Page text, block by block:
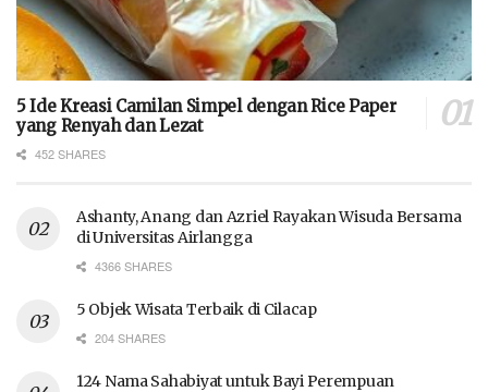
5 Ide Kreasi Camilan Simpel dengan Rice Paper
yang Renyah dan Lezat
452 SHARES
Ashanty, Anang dan Azriel Rayakan Wisuda Bersama
di Universitas Airlangga
4366 SHARES
5 Objek Wisata Terbaik di Cilacap
204 SHARES
124 Nama Sahabiyat untuk Bayi Perempuan